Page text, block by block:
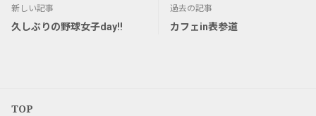
新しい記事
久しぶりの野球女子day!!
過去の記事
カフェin表参道
TOP